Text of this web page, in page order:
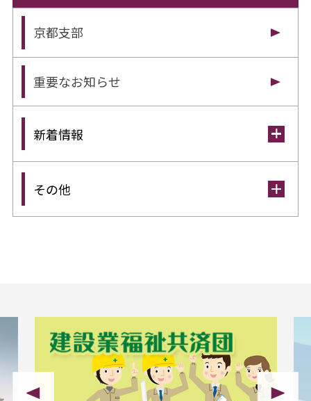
京都支部
重要なお知らせ
新着情報
その他